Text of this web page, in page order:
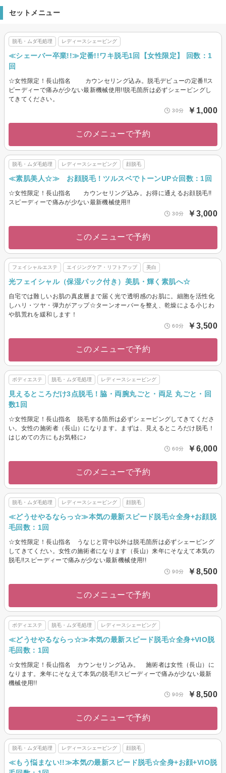
セットメニュー
脱毛・ムダ毛処理 レディースシェービング
≪シェーバー卒業!!≫定番!!ワキ脱毛1回【女性限定】 回数：1
回
☆女性限定！長山指名 カウンセリング込み。脱毛デビューの定番!!ス
ピーディーで痛みが少ない最新機械使用!!脱毛箇所は必ずシェービングし
てきてください。
30分 ￥1,000
このメニューで予約
脱毛・ムダ毛処理 レディースシェービング 顔脱毛
≪素肌美人☆≫ お顔脱毛！ツルスベでトーンUP☆回数：1回
☆女性限定！長山指名 カウンセリング込み。お得に通えるお顔脱毛!!
スピーディーで痛みが少ない最新機械使用!!
30分 ￥3,000
このメニューで予約
フェイシャルエステ エイジングケア・リフトアップ 美白
光フェイシャル（保湿パック付き）美肌・輝く素肌へ☆
自宅では難しいお肌の真皮層まで届く光で透明感のお肌に。細胞を活性化
しハリ・ツヤ・弾力がアップ☆ターンオーバーを整え、乾燥による小じわ
や肌荒れを緩和します！
60分 ￥3,500
このメニューで予約
ボディエステ 脱毛・ムダ毛処理 レディースシェービング
見えるところだけ3点脱毛！脇・両腕丸ごと・両足 丸ごと・回
数1回
☆女性限定！長山指名 脱毛する箇所は必ずシェービングしてきてくださ
い。女性の施術者（長山）になります。まずは、見えるところだけ脱毛！
はじめての方にもお気軽に♪
60分 ￥6,000
このメニューで予約
脱毛・ムダ毛処理 レディースシェービング 顔脱毛
≪どうせやるならっ☆≫本気の最新スピード脱毛☆全身+お顔脱
毛回数：1回
☆女性限定！長山指名 うなじと背中以外は脱毛箇所は必ずシェービング
してきてくだい。女性の施術者になります（長山）来年にそなえて本気の
脱毛!!スピーディーで痛みが少ない最新機械使用!!
90分 ￥8,500
このメニューで予約
ボディエステ 脱毛・ムダ毛処理 レディースシェービング
≪どうせやるならっ☆≫本気の最新スピード脱毛☆全身+VIO脱
毛回数：1回
☆女性限定！長山指名 カウンセリング込み。 施術者は女性（長山）に
なります。来年にそなえて本気の脱毛!!スピーディーで痛みが少ない最新
機械使用!!
90分 ￥8,500
このメニューで予約
脱毛・ムダ毛処理 レディースシェービング 顔脱毛
≪もう悩まない!!≫本気の最新スピード脱毛☆全身+お顔+VIO脱